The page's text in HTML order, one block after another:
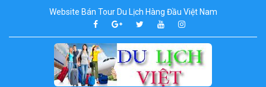
Website Bán Tour Du Lịch Hàng Đầu Việt Nam